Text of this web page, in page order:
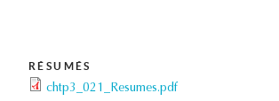
RÉSUMÉS
chtp3_021_Resumes.pdf